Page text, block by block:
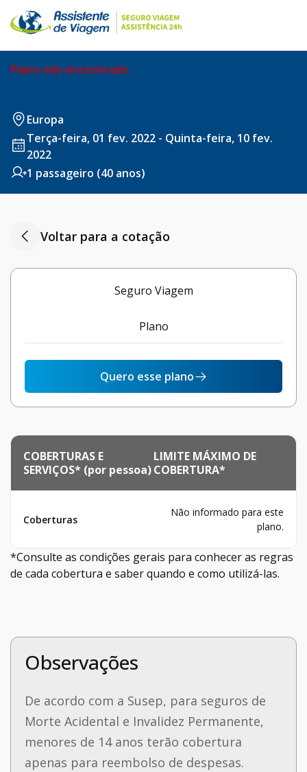
Plano não encontrado.
Europa
Terça-feira, 01 fev. 2022 - Quinta-feira, 10 fev.
2022
1 passageiro (40 anos)
Voltar para a cotação
Seguro Viagem
Plano
Quero esse plano
COBERTURAS E
SERVIÇOS* (por pessoa)
LIMITE MÁXIMO DE
COBERTURA*
Coberturas
Não informado para este
plano.
*Consulte as condições gerais para conhecer as regras
de cada cobertura e saber quando e como utilizá-las.
Observações
De acordo com a Susep, para seguros de
Morte Acidental e Invalidez Permanente,
menores de 14 anos terão cobertura
apenas para reembolso de despesas.